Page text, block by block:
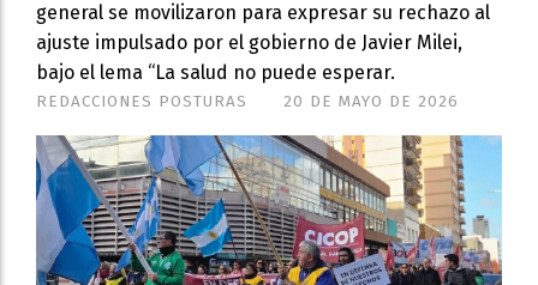
general se movilizaron para expresar su rechazo al
ajuste impulsado por el gobierno de Javier Milei,
bajo el lema “La salud no puede esperar.
20 DE MAYO DE 2026
REDACCIONES POSTURAS